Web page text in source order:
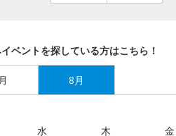
ベントを探している方はこちら！
8月
水 木 金